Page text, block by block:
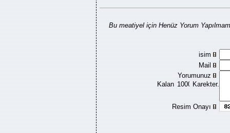
Bu meatiyel için Henüz Yorum
isim
Mail
Yorumunuz
Kalan
Karekter.
Resim Onayı